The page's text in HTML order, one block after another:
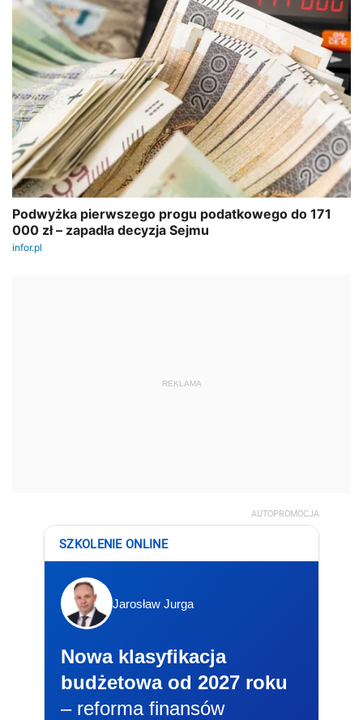
REKLAMA
AUTOPROMOCJA
SZKOLENIE ONLINE
Jarosław Jurga
Nowa klasyfikacja
budżetowa od 2027 roku
– reforma finansów